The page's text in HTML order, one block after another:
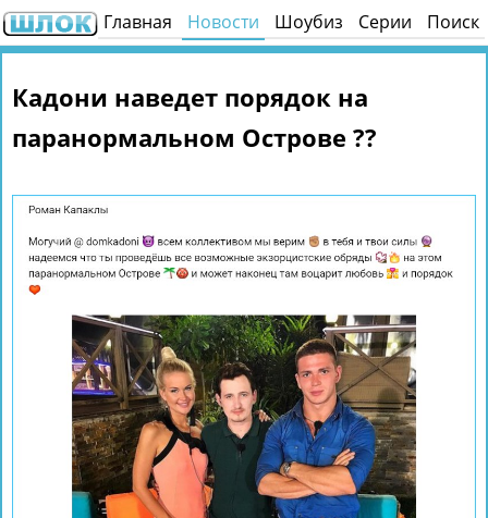
Главная Новости Шоубиз Серии Поиск
Кадони наведет порядок на
паранормальном Острове ??